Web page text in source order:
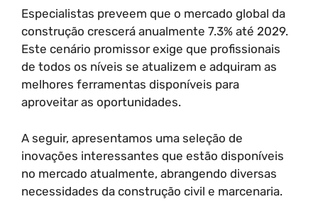
Especialistas preveem que o mercado global da
construção crescerá anualmente 7.3% até 2029.
Este cenário promissor exige que profissionais
de todos os níveis se atualizem e adquiram as
melhores ferramentas disponíveis para
aproveitar as oportunidades.
A seguir, apresentamos uma seleção de
inovações interessantes que estão disponíveis
no mercado atualmente, abrangendo diversas
necessidades da construção civil e marcenaria.